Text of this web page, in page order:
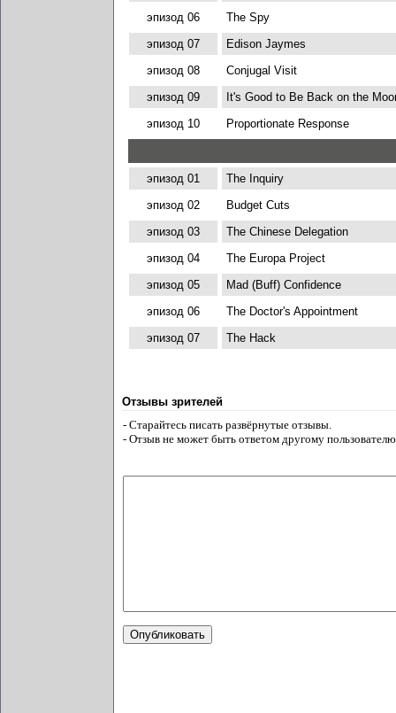
эпизод 06
The Spy
эпизод 07
Edison Jaymes
эпизод 08
Conjugal Visit
эпизод 09
It's Good to Be Back on the
эпизод 10
Proportionate Response
эпизод 01
The Inquiry
эпизод 02
Budget Cuts
эпизод 03
The Chinese Delegation
эпизод 04
The Europa Project
эпизод 05
Mad (Buff) Confidence
эпизод 06
The Doctor's Appointment
эпизод 07
The Hack
Отзывы зрителей
- Старайтесь писать развёрнутые отзывы.
- Отзыв не может быть ответом другому